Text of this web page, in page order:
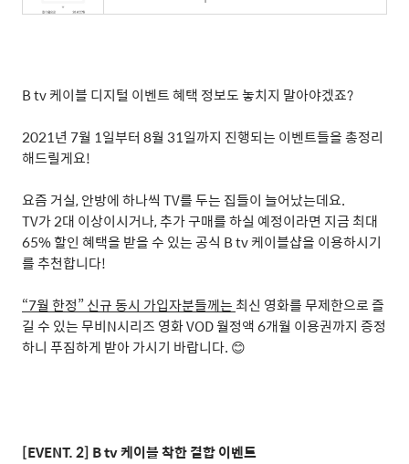
B tv케이블 디지털 이벤트 혜택 정보도 놓치지 말아야겠죠?
2021년 7월 1일부터 8월 31일까지 진행되는 이벤트들을 총정리
해드릴게요!
요즘 거실,안방에 하나씩 TV를 두는 집들이 늘어났는데요.
TV가2대 이상이시거나,추가 구매를 하실 예정이라면 지금 최대
65%할인 혜택을 받을 수 있는 공식 B tv케이블샵을 이용하시기
를 추천합니다!
“7월 한정”신규 동시 가입자분들께는 최신 영화를 무제한으로 즐
길 수 있는 무비N시리즈 영화VOD월정액6개월 이용권까지 증정
하니 푸짐하게 받아 가시기 바랍니다. 😊
[EVENT. 2] B tv케이블 착한 결합 이벤트